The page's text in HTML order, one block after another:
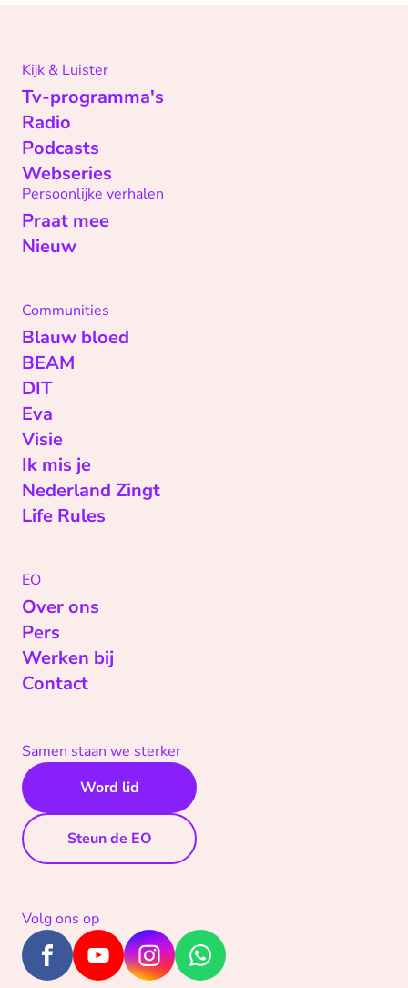
Kijk & Luister
Tv-programma's
Radio
Podcasts
Webseries
Persoonlijke verhalen
Praat mee
Nieuw
Communities
Blauw bloed
BEAM
DIT
Eva
Visie
Ik mis je
Nederland Zingt
Life Rules
EO
Over ons
Pers
Werken bij
Contact
Samen staan we sterker
Word lid
Steun de EO
Volg ons op